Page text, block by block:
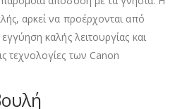
αρκεί να προέρχονται από
καλής λειτουργίας και
τεχνολογίες των Canon